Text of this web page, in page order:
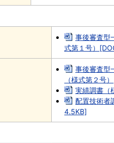
事後審査型
式第１号）
事後審査型
（様式第２号
実績調書（
配置技術者
4.5KB]